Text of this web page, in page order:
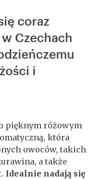
coraz
Czechach
i
pięknym różowym
która
owoców, takich
a także
Idealnie nadają się